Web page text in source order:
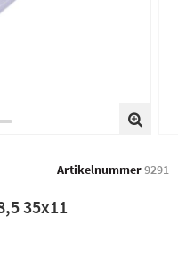
Artikelnummer9291
35x11